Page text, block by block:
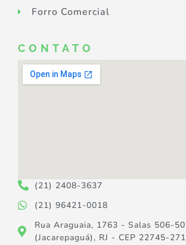
Forro Comercial
CONTATO
(21) 2408-3637
(21) 96421-0018
Rua Araguaia, 1763 - Salas 506-
(Jacarepaguá), RJ - CEP 22745-271